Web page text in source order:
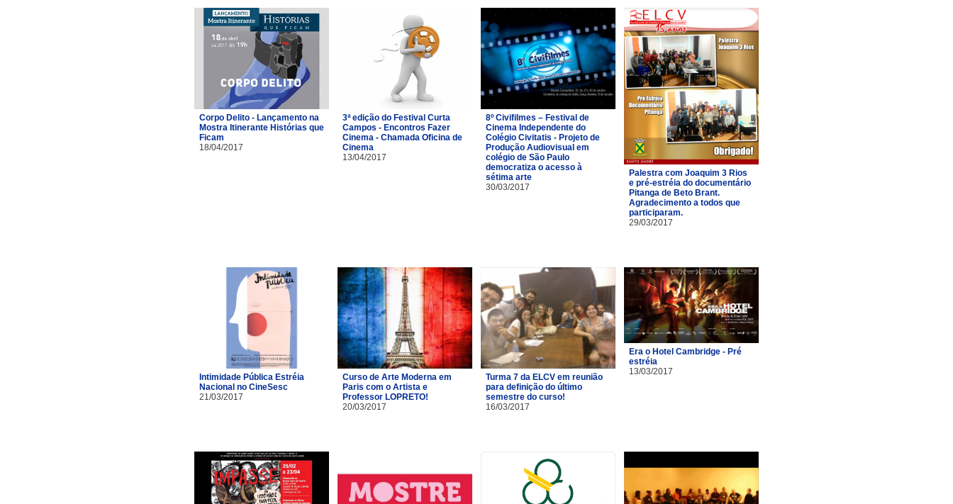
Corpo Delito - Lançamento na
Mostra Itinerante Histórias que
Ficam
18/04/2017
3ª edição do Festival Curta
Campos - Encontros Fazer
Cinema - Chamada Oficina de
Cinema
13/04/2017
8º Civifilmes – Festival de
Cinema Independente do
Colégio Civitatis - Projeto de
Produção Audiovisual em
colégio de São Paulo
democratiza o acesso à
sétima arte
30/03/2017
Palestra com Joaquim 3 Rios
e pré-estréia do documentário
Pitanga de Beto Brant.
Agradecimento a todos que
participaram.
29/03/2017
Intimidade Pública Estréia
Nacional no CineSesc
21/03/2017
Curso de Arte Moderna em
Paris com o Artista e
Professor LOPRETO!
20/03/2017
Turma 7 da ELCV em reunião
para definição do último
semestre do curso!
16/03/2017
Era o Hotel Cambridge - Pré
estréia
13/03/2017